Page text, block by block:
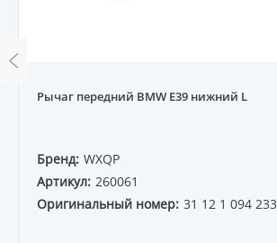
Рычаг передний BMW E39 нижний L
Бренд: WXQP
Артикул: 260061
Оригинальный номер: 31 12 1 094 233